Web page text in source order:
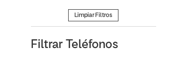
Limpiar Filtros
Filtrar Teléfonos